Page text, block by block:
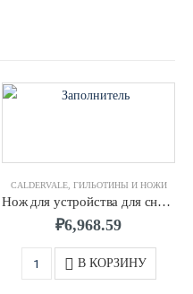
CALDERVALE, ГИЛЬОТИНЫ И НОЖИ
Нож для устройства для снятия наружного грата для ПЭ труб д.0075-0400 CALDERVALE
₽6,968.59
В КОРЗИНУ